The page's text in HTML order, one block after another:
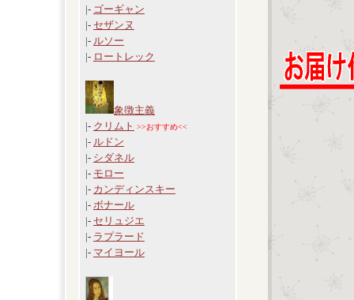
|- ゴーギャン
|- セザンヌ
|- ルソー
|- ロートレック
象徴主義
|- クリムト >>おすすめ<<
|- ルドン
|- シダネル
|- モロー
|- カンディンスキー
|- ボナール
|- セリュジエ
|- ラプラード
|- マイヨール